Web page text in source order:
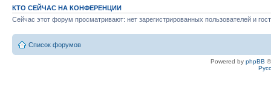
КТО СЕЙЧАС НА КОНФЕРЕНЦИИ
Сейчас этот форум просматривают: нет зарегистрированных пользователей и
Список форумов
Powered by phpBB